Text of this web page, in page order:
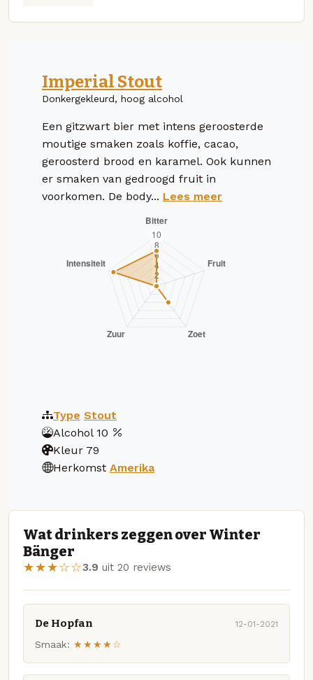
Imperial Stout
Donkergekleurd, hoog alcohol
Een gitzwart bier met intens geroosterde
moutige smaken zoals koffie, cacao,
geroosterd brood en karamel. Ook kunnen
er smaken van gedroogd fruit in
voorkomen. De body... Lees meer
Type Stout
Alcohol 10
Kleur 79
Herkomst Amerika
Wat drinkers zeggen over Winter
Bänger
★★★☆☆3.9 uit 20 reviews
De Hopfan 12-01-2021
Smaak: ★★★★☆